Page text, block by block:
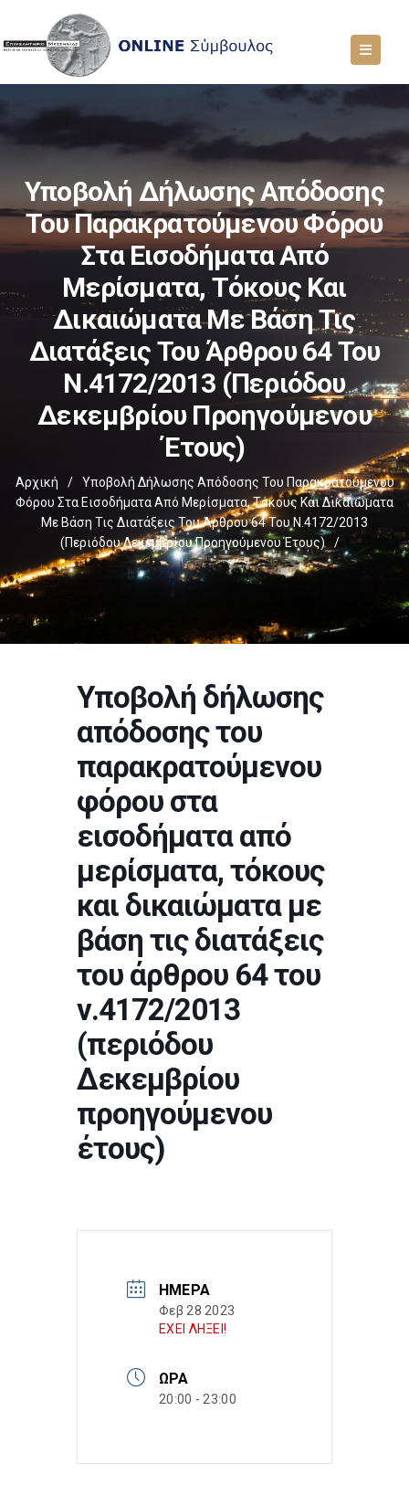
Υποβολή Δήλωσης Απόδοσης
Του Παρακρατούμενου Φόρου
Στα Εισοδήματα Από
Μερίσματα, Τόκους Και
Δικαιώματα Με Βάση Τις
Διατάξεις Του Άρθρου 64 Του
Ν.4172/2013 (περιόδου
Δεκεμβρίου Προηγούμενου
Έτους)
Αρχική /
Υποβολή Δήλωσης Απόδοσης Του Παρακρατούμενου
Φόρου Στα Εισοδήματα Από Μερίσματα, Τόκους Και Δικαιώματα
Με Βάση Τις Διατάξεις Του Άρθρου 64 Του Ν.4172/2013
(περιόδου Δεκεμβρίου Προηγούμενου Έτους)
/
Υποβολή δήλωσης
απόδοσης του
παρακρατούμενου
φόρου στα
εισοδήματα από
μερίσματα, τόκους
και δικαιώματα με
βάση τις διατάξεις
του άρθρου 64 του
ν.4172/2013
(περιόδου
Δεκεμβρίου
προηγούμενου
έτους)
ΗΜΈΡΑ
Φεβ 28 2023
ΕΧΕΙ ΛΗΞΕΙ!
ΏΡΑ
20:00 - 23:00